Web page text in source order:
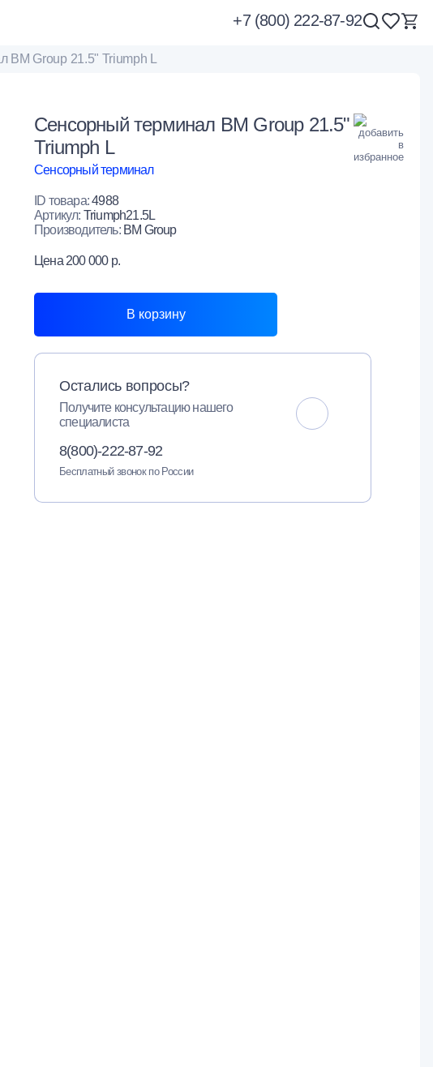
+7 (800) 222-87-92
BM Group 21.5" Triumph L
Сенсорный терминал BM Group 21.5"
Triumph L
Сенсорный терминал
ID товара:4988
Артикул: Triumph21.5L
Производитель: BM Group
Цена 200 000 р.
В корзину
Остались вопросы?
Получите консультацию нашего
специалиста
8(800)-222-87-92
Бесплатный звонок по России